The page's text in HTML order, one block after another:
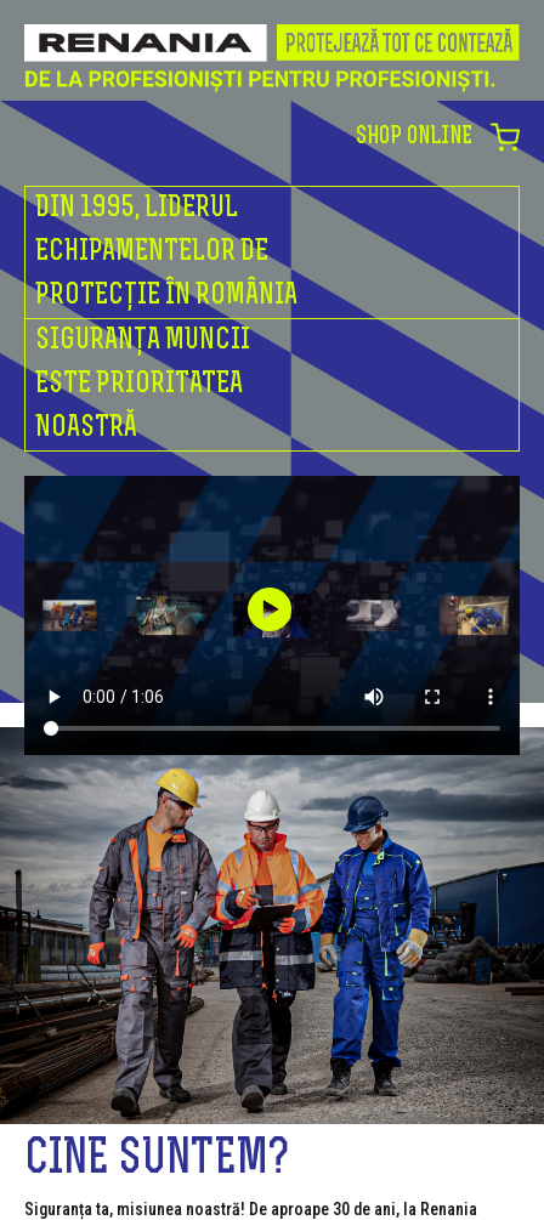
SHOP ONLINE
DIN 1995, LIDERUL
ECHIPAMENTELOR DE
PROTECȚIE ÎN ROMÂNIA
SIGURANȚA MUNCII
ESTE PRIORITATEA
NOASTRĂ
CINE SUNTEM?
Siguranța ta, misiunea noastră! De aproape 30 de ani, la Renania